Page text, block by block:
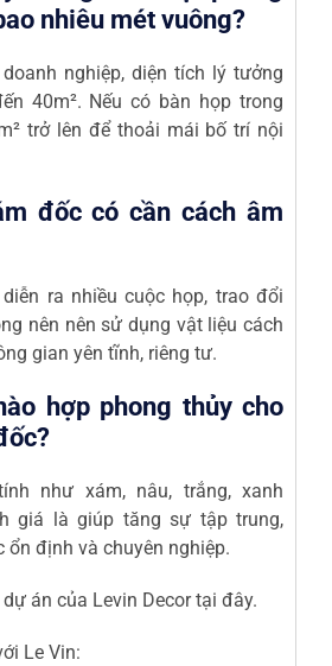
nhiêu mét vuông?
nghiệp, diện tích lý tưởng
40m². Nếu có bàn họp trong
trở lên để thoải mái bố trí nội
đốc có cần cách âm
ra nhiều cuộc họp, trao đổi
nên nên sử dụng vật liệu cách
gian yên tĩnh, riêng tư.
hợp phong thủy cho
như xám, nâu, trắng, xanh
giá là giúp tăng sự tập trung,
ổn định và chuyên nghiệp.
án của Levin Decor tại đây.
Le Vin: